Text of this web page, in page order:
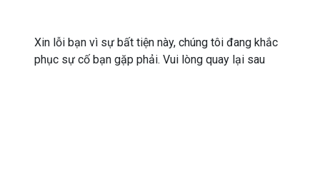
Xin lỗi bạn vì sự bất tiện này, chúng tôi đang khắc
phục sự cố bạn gặp phải. Vui lòng quay lại sau